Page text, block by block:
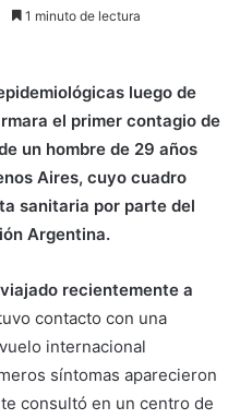
1 minuto de lectura
luego de
el primer contagio de
un hombre de 29 años
Aires, cuyo cuadro
sanitaria por parte del
Argentina.
recientemente a
contacto con una
internacional
síntomas aparecieron
consultó en un centro de